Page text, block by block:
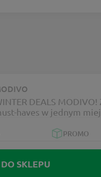
DEALS
haves w jednym
PROMO
SKLEPU